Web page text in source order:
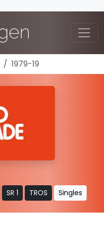
1979-19
SR 1 TROS Singles